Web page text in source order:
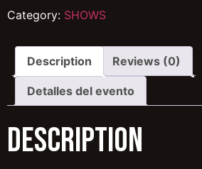
Category: SHOWS
Description Reviews (0)
Detalles del evento
Description